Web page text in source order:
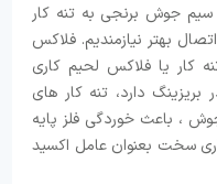
سیم جوش برنجی به تنه کار
بهتر نیازمندیم. فلاکس
کار یا فلاکس لحیم کاری
دارد، تنه کار های
، باعث خوردگی فلز پایه
سخت بعنوان عامل اکسید